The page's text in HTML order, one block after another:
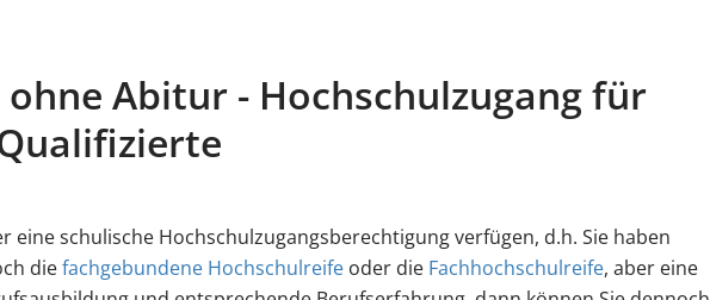
Abitur - Hochschulzugang für
eine schulische Hochschulzugangsberechtigung verfügen, d.h. Sie haben
diefachgebundene Hochschulreife oder die Fachhochschulreife, aber eine